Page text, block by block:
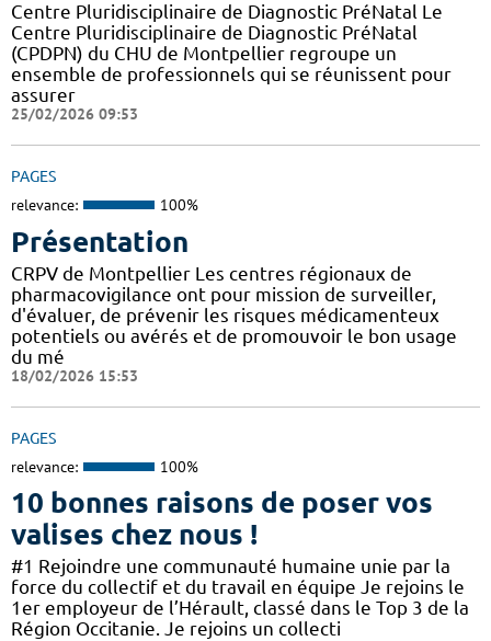
Centre Pluridisciplinaire de Diagnostic PréNatal Le
Centre Pluridisciplinaire de Diagnostic PréNatal
(CPDPN) du CHU de Montpellier regroupe un
ensemble de professionnels qui se réunissent pour
assurer
25/02/2026 09:53
PAGES
relevance: 100%
Présentation
CRPV de Montpellier Les centres régionaux de
pharmacovigilance ont pour mission de surveiller,
d'évaluer, de prévenir les risques médicamenteux
potentiels ou avérés et de promouvoir le bon usage
du mé
18/02/2026 15:53
PAGES
relevance: 100%
10 bonnes raisons de poser vos
valises chez nous !
#1 Rejoindre une communauté humaine unie par la
force du collectif et du travail en équipe Je rejoins le
1er employeur de l’Hérault, classé dans le Top 3 de la
Région Occitanie. Je rejoins un collecti